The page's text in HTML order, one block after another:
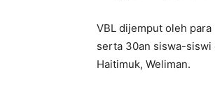
VBL dijemput oleh para
serta 30an siswa-siswi
Haitimuk, Weliman.